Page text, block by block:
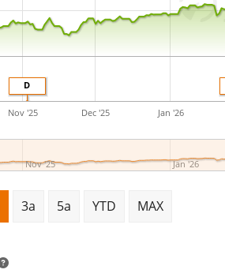
D
Nov '25 Dec '25 Jan '26
Nov '25 Jan '26
3a 5a YTD MAX